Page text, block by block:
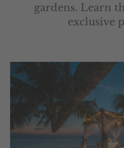
gardens. Learn
exclusive